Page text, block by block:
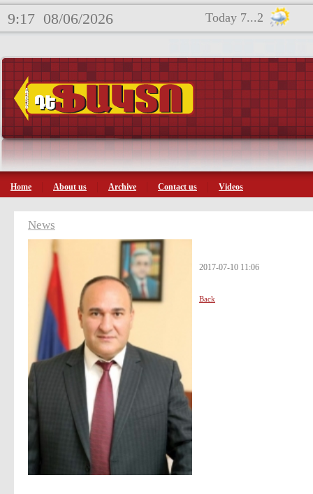
9:17 08/06/2026 Today 7...2
Home About us Archive Contact us Videos
News
2017-07-10 11:06
Back